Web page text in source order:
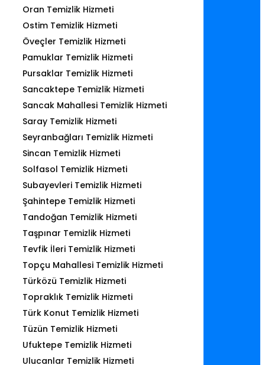
Oran Temizlik Hizmeti
Ostim Temizlik Hizmeti
Öveçler Temizlik Hizmeti
Pamuklar Temizlik Hizmeti
Pursaklar Temizlik Hizmeti
Sancaktepe Temizlik Hizmeti
Sancak Mahallesi Temizlik Hizmeti
Saray Temizlik Hizmeti
Seyranbağları Temizlik Hizmeti
Sincan Temizlik Hizmeti
Solfasol Temizlik Hizmeti
Subayevleri Temizlik Hizmeti
Şahintepe Temizlik Hizmeti
Tandoğan Temizlik Hizmeti
Taşpınar Temizlik Hizmeti
Tevfik İleri Temizlik Hizmeti
Topçu Mahallesi Temizlik Hizmeti
Türközü Temizlik Hizmeti
Topraklık Temizlik Hizmeti
Türk Konut Temizlik Hizmeti
Tüzün Temizlik Hizmeti
Ufuktepe Temizlik Hizmeti
Ulucanlar Temizlik Hizmeti